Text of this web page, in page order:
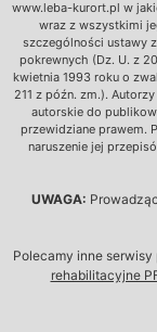
www.leba-kurort.pl w
wraz z wszystkimi
szczególności ustawy
pokrewnych (Dz. U. z
kwietnia 1993 roku o
211 z późn. zm.).
autorskie do
przewidziane prawem.
naruszenie jej
UWAGA:
Polecamy inne
rehabilitacyjne